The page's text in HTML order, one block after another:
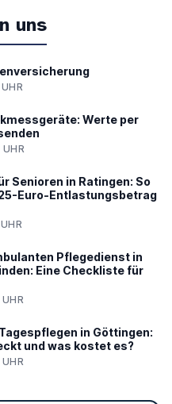
uns
Werte per
Senioren in Ratingen: So
Euro-Entlastungsbetrag
Pflegedienst in
Eine Checkliste für
in Göttingen:
und was kostet es?